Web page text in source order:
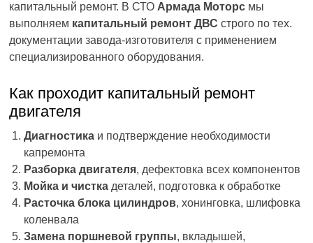
капитальный ремонт. В СТО Армада Моторс мы
выполняем капитальный ремонт ДВС строго по тех.
документации завода-изготовителя с применением
специализированного оборудования.
Как проходит капитальный ремонт
двигателя
Диагностика и подтверждение необходимости
капремонта
Разборка двигателя, дефектовка всех компонентов
Мойка и чистка деталей, подготовка к обработке
Расточка блока цилиндров, хонинговка, шлифовка
коленвала
Замена поршневой группы, вкладышей,